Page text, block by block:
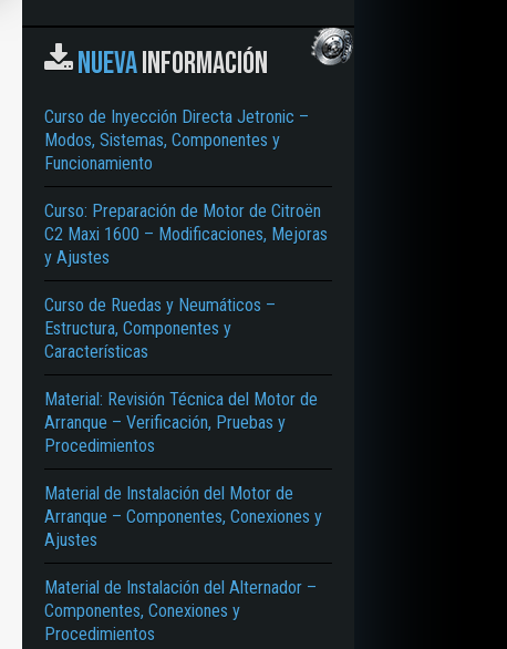
NUEVAINFORMACIÓN
Curso de Inyección Directa Jetronic –
Modos, Sistemas, Componentes y
Funcionamiento
Curso: Preparación de Motor de Citroën
C2 Maxi 1600 – Modificaciones, Mejoras
y Ajustes
Curso de Ruedas y Neumáticos –
Estructura, Componentes y
Características
Material: Revisión Técnica del Motor de
Arranque – Verificación, Pruebas y
Procedimientos
Material de Instalación del Motor de
Arranque – Componentes, Conexiones y
Ajustes
Material de Instalación del Alternador –
Componentes, Conexiones y
Procedimientos